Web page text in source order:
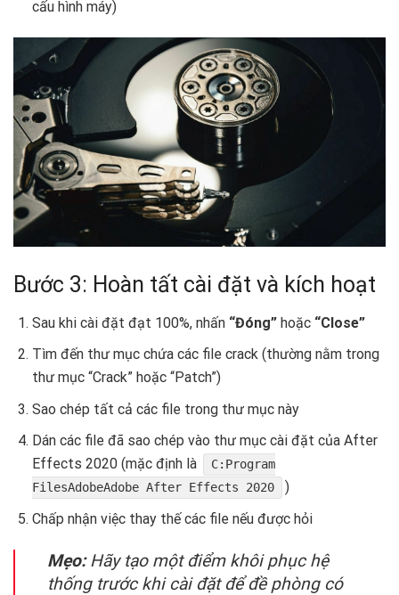
cấu hình máy)
Bước 3: Hoàn tất cài đặt và kích hoạt
Sau khi cài đặt đạt 100%, nhấn “Đóng”hoặc “Close”
Tìm đến thư mục chứa các file crack (thường nằm trong
thư mục “Crack” hoặc “Patch”)
Sao chép tất cả các file trong thư mục này
Dán các file đã sao chép vào thư mục cài đặt của After
Effects 2020 (mặc định là
C:Program
FilesAdobeAdobe After Effects 2020
)
Chấp nhận việc thay thế các file nếu được hỏi
Mẹo:Hãy tạo một điểm khôi phục hệ
thống trước khi cài đặt để đề phòng có